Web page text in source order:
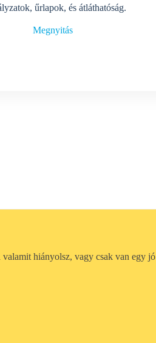
űrlapok, és átláthatóság.
Megnyitás
hiányolsz, vagy csak van egy jó